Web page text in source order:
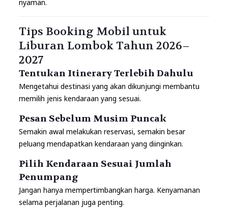
nyaman.
Tips Booking Mobil untuk
Liburan Lombok Tahun 2026–
2027
Tentukan Itinerary Terlebih Dahulu
Mengetahui destinasi yang akan dikunjungi membantu
memilih jenis kendaraan yang sesuai.
Pesan Sebelum Musim Puncak
Semakin awal melakukan reservasi, semakin besar
peluang mendapatkan kendaraan yang diinginkan.
Pilih Kendaraan Sesuai Jumlah
Penumpang
Jangan hanya mempertimbangkan harga. Kenyamanan
selama perjalanan juga penting.